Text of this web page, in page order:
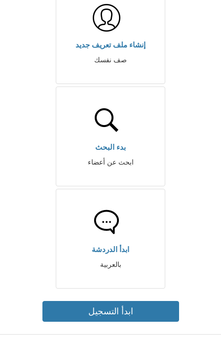
إنشاء ملف تعريف جديد
صف نفسك
بدء البحث
ابحث عن أعضاء
ابدأ الدردشة
بالعربية
ابدأ التسجيل